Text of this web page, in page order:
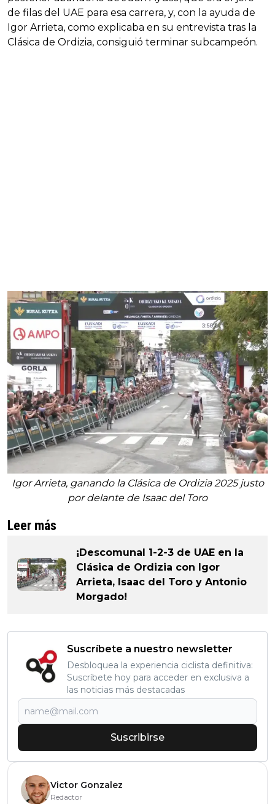
de filas del UAE para esa carrera, y, con la ayuda de
Igor Arrieta, como explicaba en su entrevista tras la
Clásica de Ordizia, consiguió terminar subcampeón.
Igor Arrieta, ganando la Clásica de Ordizia 2025 justo
por delante de Isaac del Toro
Leer más
¡Descomunal 1-2-3 de UAE en la
Clásica de Ordizia con Igor
Arrieta, Isaac del Toro y Antonio
Morgado!
Suscríbete a nuestro newsletter
Desbloquea la experiencia ciclista definitiva:
Suscríbete hoy para acceder en exclusiva a
las noticias más destacadas
Suscribirse
Victor Gonzalez
Redactor